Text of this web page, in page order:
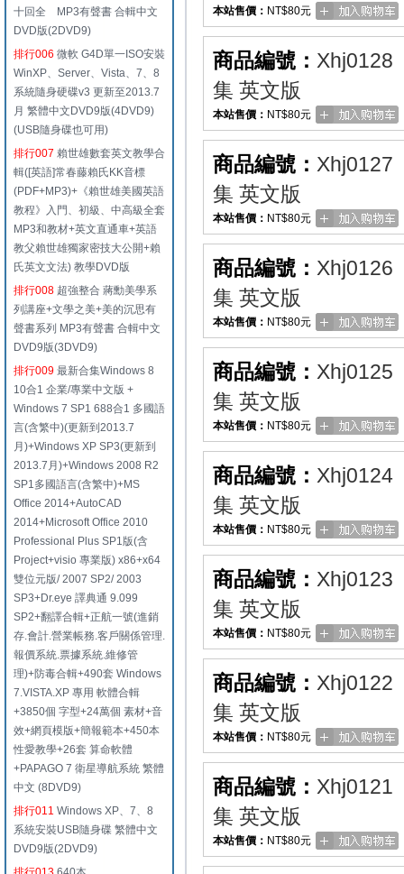
十回全 MP3有聲書 合輯中文
DVD版(2DVD9)
排行006 微軟 G4D單一ISO安裝
WinXP、Server、Vista、7、8
系統隨身硬碟v3 更新至2013.7
月 繁體中文DVD9版(4DVD9)
(USB隨身碟也可用)
排行007 賴世雄數套英文教學合
輯([英語]常春藤賴氏KK音標
(PDF+MP3)+《賴世雄美國英語
教程》入門、初級、中高級全套
MP3和教材+英文直通車+英語
教父賴世雄獨家密技大公開+賴
氏英文文法) 教學DVD版
排行008 超強整合 蔣勳美學系
列講座+文學之美+美的沉思有
聲書系列 MP3有聲書 合輯中文
DVD9版(3DVD9)
排行009 最新合集Windows 8
10合1 企業/專業中文版 +
Windows 7 SP1 688合1 多國語
言(含繁中)(更新到2013.7
月)+Windows XP SP3(更新到
2013.7月)+Windows 2008 R2
SP1多國語言(含繁中)+MS
Office 2014+AutoCAD
2014+Microsoft Office 2010
Professional Plus SP1版(含
Project+visio 專業版) x86+x64
雙位元版/ 2007 SP2/ 2003
SP3+Dr.eye 譯典通 9.099
SP2+翻譯合輯+正航一號(進銷
存.會計.營業帳務.客戶關係管理.
報價系統.票據系統.維修管
理)+防毒合輯+490套 Windows
7.VISTA.XP 專用 軟體合輯
+3850個 字型+24萬個 素材+音
效+網頁模版+簡報範本+450本
性愛教學+26套 算命軟體
+PAPAGO 7 衛星導航系統 繁體
中文 (8DVD9)
排行011 Windows XP、7、8
系統安裝USB隨身碟 繁體中文
DVD9版(2DVD9)
本站售價： NT$80元
商品編號： Xhj0128
集 英文版
本站售價： NT$80元
商品編號： Xhj0127
集 英文版
本站售價： NT$80元
商品編號： Xhj0126
集 英文版
本站售價： NT$80元
商品編號： Xhj0125
集 英文版
本站售價： NT$80元
商品編號： Xhj0124
集 英文版
本站售價： NT$80元
商品編號： Xhj0123
集 英文版
本站售價： NT$80元
商品編號： Xhj0122
集 英文版
本站售價： NT$80元
商品編號： Xhj0121
集 英文版
本站售價： NT$80元